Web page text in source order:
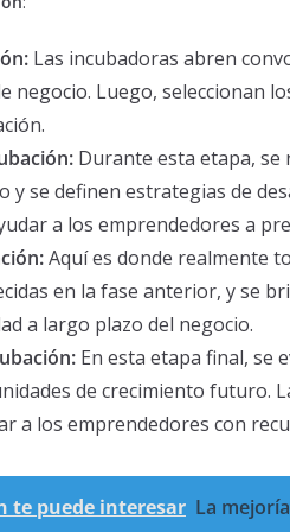
Las incubadoras abren
negocio. Luego, seleccionan
Durante esta etapa, se
y se definen estrategias de
a los emprendedores a
Aquí es donde realmente
en la fase anterior, y se
a largo plazo del negocio.
En esta etapa final, se
de crecimiento futuro.
a los emprendedores con
te puede interesar La